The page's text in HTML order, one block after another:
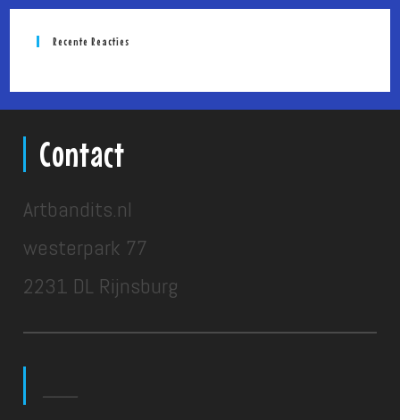
Recente Reacties
Contact
Artbandits.nl
westerpark 77
2231 DL Rijnsburg